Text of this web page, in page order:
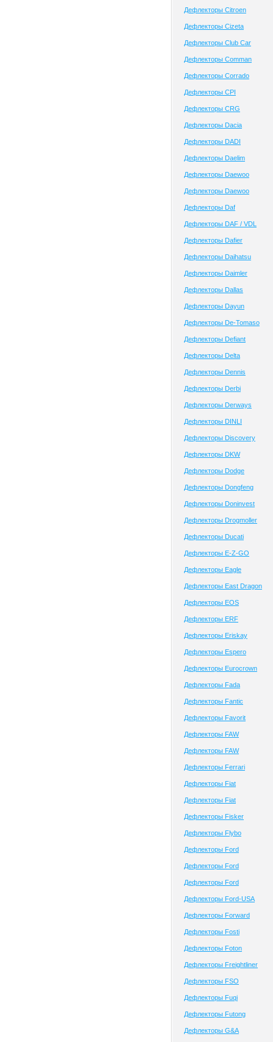
Дефлекторы Citroen
Дефлекторы Cizeta
Дефлекторы Club Сar
Дефлекторы Comman
Дефлекторы Corrado
Дефлекторы CPI
Дефлекторы CRG
Дефлекторы Dacia
Дефлекторы DADI
Дефлекторы Daelim
Дефлекторы Daewoo
Дефлекторы Daewoo
Дефлекторы Daf
Дефлекторы DAF / VDL
Дефлекторы Dafier
Дефлекторы Daihatsu
Дефлекторы Daimler
Дефлекторы Dallas
Дефлекторы Dayun
Дефлекторы De-Tomaso
Дефлекторы Defiant
Дефлекторы Delta
Дефлекторы Dennis
Дефлекторы Derbi
Дефлекторы Derways
Дефлекторы DINLI
Дефлекторы Discovery
Дефлекторы DKW
Дефлекторы Dodge
Дефлекторы Dongfeng
Дефлекторы Doninvest
Дефлекторы Drogmoller
Дефлекторы Ducati
Дефлекторы E-Z-GO
Дефлекторы Eagle
Дефлекторы East Dragon
Дефлекторы EOS
Дефлекторы ERF
Дефлекторы Eriskay
Дефлекторы Espero
Дефлекторы Eurocrown
Дефлекторы Fada
Дефлекторы Fantic
Дефлекторы Favorit
Дефлекторы FAW
Дефлекторы FAW
Дефлекторы Ferrari
Дефлекторы Fiat
Дефлекторы Fiat
Дефлекторы Fisker
Дефлекторы Flybo
Дефлекторы Ford
Дефлекторы Ford
Дефлекторы Ford
Дефлекторы Ford-USA
Дефлекторы Forward
Дефлекторы Fosti
Дефлекторы Foton
Дефлекторы Freightliner
Дефлекторы FSO
Дефлекторы Fuqi
Дефлекторы Futong
Дефлекторы G&A